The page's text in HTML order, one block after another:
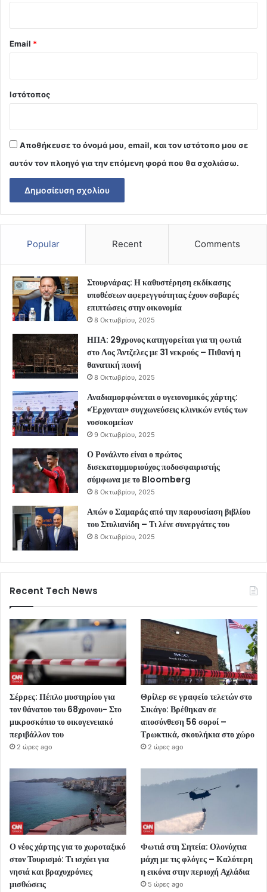
Email *
Ιστότοπος
Αποθήκευσε το όνομά μου, email, και τον ιστότοπο μου σε
αυτόν τον πλοηγό για την επόμενη φορά που θα σχολιάσω.
Popular Recent Comments
Στουρνάρας: Η καθυστέρηση εκδίκασης
υποθέσεων αφερεγγυότητας έχουν σοβαρές
επιπτώσεις στην οικονομία
8 Οκτωβρίου, 2025
ΗΠΑ: 29χρονος κατηγορείται για τη φωτιά
στο Λος Άντζελες με 31 νεκρούς – Πιθανή η
θανατική ποινή
8 Οκτωβρίου, 2025
Αναδιαμορφώνεται ο υγειονομικός χάρτης:
«Έρχονται» συγχωνεύσεις κλινικών εντός των
νοσοκομείων
9 Οκτωβρίου, 2025
Ο Ρονάλντο είναι ο πρώτος
δισεκατομμυριούχος ποδοσφαιριστής
σύμφωνα με το Bloomberg
8 Οκτωβρίου, 2025
Απών ο Σαμαράς από την παρουσίαση βιβλίου
του Στυλιανίδη – Τι λένε συνεργάτες του
8 Οκτωβρίου, 2025
Recent Tech News
Σέρρες: Πέπλο μυστηρίου για
τον θάνατου του 68χρονου- Στο
μικροσκόπιο το οικογενειακό
περιβάλλον του
2 ώρες ago
Θρίλερ σε γραφείο τελετών στο
Σικάγο: Βρέθηκαν σε
αποσύνθεση 56 σοροί –
Τρωκτικά, σκουλήκια στο χώρο
2 ώρες ago
Ο νέος χάρτης για το χωροταξικό
στον Τουρισμό: Τι ισχύει για
νησιά και βραχυχρόνιες
μισθώσεις
Φωτιά στη Σητεία: Ολονύχτια
μάχη με τις φλόγες – Καλύτερη
η εικόνα στην περιοχή Αχλάδια
5 ώρες ago